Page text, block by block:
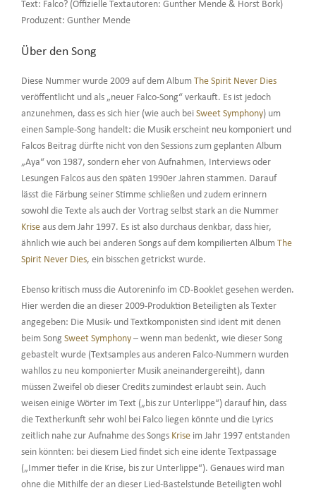
Text: Falco? (Offizielle Textautoren: Gunther Mende & Horst Bork)
Produzent: Gunther Mende
Über den Song
Diese Nummer wurde 2009 auf dem Album The Spirit Never Dies
veröffentlicht und als „neuer Falco-Song“ verkauft. Es ist jedoch
anzunehmen, dass es sich hier (wie auch bei Sweet Symphony) um
einen Sample-Song handelt: die Musik erscheint neu komponiert und
Falcos Beitrag dürfte nicht von den Sessions zum geplanten Album
„Aya“ von 1987, sondern eher von Aufnahmen, Interviews oder
Lesungen Falcos aus den späten 1990er Jahren stammen. Darauf
lässt die Färbung seiner Stimme schließen und zudem erinnern
sowohl die Texte als auch der Vortrag selbst stark an die Nummer
Kriseaus dem Jahr 1997. Es ist also durchaus denkbar, dass hier,
ähnlich wie auch bei anderen Songs auf dem kompilierten Album The
Spirit Never Dies, ein bisschen getrickst wurde.
Ebenso kritisch muss die Autoreninfo im CD-Booklet gesehen werden.
Hier werden die an dieser 2009-Produktion Beteiligten als Texter
angegeben: Die Musik- und Textkomponisten sind ident mit denen
beim Song Sweet Symphony– wenn man bedenkt, wie dieser Song
gebastelt wurde (Textsamples aus anderen Falco-Nummern wurden
wahllos zu neu komponierter Musik aneinandergereiht), dann
müssen Zweifel ob dieser Credits zumindest erlaubt sein. Auch
weisen einige Wörter im Text („bis zur Unterlippe“) darauf hin, dass
die Textherkunft sehr wohl bei Falco liegen könnte und die Lyrics
zeitlich nahe zur Aufnahme des Songs Kriseim Jahr 1997 entstanden
sein könnten: bei diesem Lied findet sich eine idente Textpassage
(„Immer tiefer in die Krise, bis zur Unterlippe“). Genaues wird man
ohne die Mithilfe der an dieser Lied-Bastelstunde Beteiligten wohl